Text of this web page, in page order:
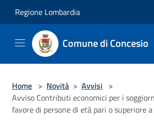
Regione Lombardia
Comune di Concesio
Home > Novità > Avvisi >
Avviso Contributi economici per i
favore di persone di età pari o superiore